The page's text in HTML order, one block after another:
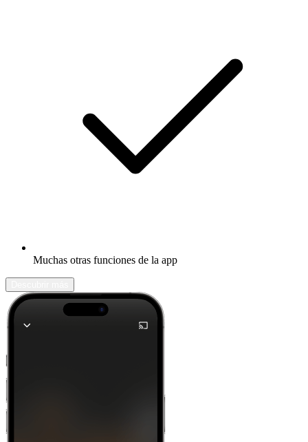
Muchas otras funciones de la app